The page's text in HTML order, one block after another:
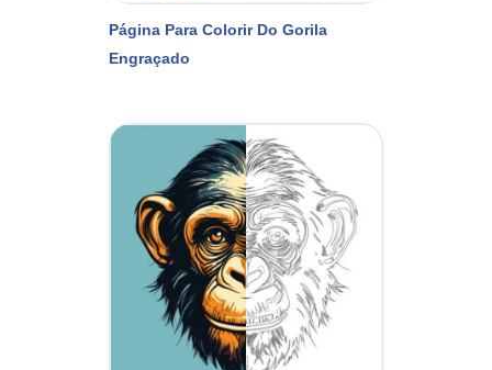
Página Para Colorir Do Gorila
Engraçado